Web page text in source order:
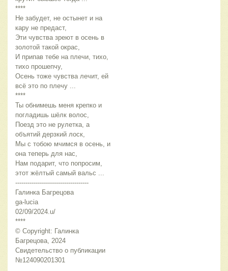
****
Не забудет, не остынет и на
кару не предаст,
Эти чувства зреют в осень в
золотой такой окрас,
И припав тебе на плечи, тихо,
тихо прошепчу,
Осень тоже чувства лечит, ей
всё это по плечу ...
****
Ты обнимешь меня крепко и
погладишь шёлк волос,
Поезд это не рулетка, а
объятий дерзкий лоск,
Мы с тобою мчимся в осень, и
она теперь для нас,
Нам подарит, что попросим,
этот жёлтый самый вальс ...
------------------------------------
Галинка Багрецова
ga-lucia
02/09/2024.u/
****
© Copyright: Галинка
Багрецова, 2024
Свидетельство о публикации
№124090201301